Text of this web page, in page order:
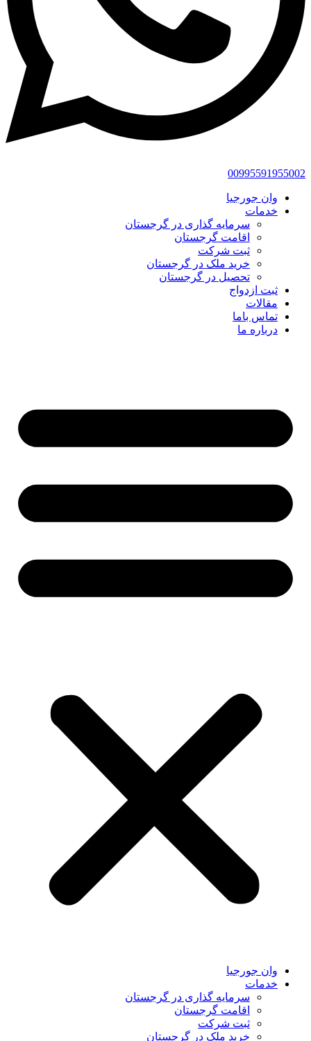
00995591955002
وان جورجیا
خدمات
سرمایه گذاری در گرجستان
اقامت گرجستان
ثبت شرکت
خرید ملک در گرجستان
تحصیل در گرجستان
ثبت ازدواج
مقالات
تماس باما
درباره ما
وان جورجیا
خدمات
سرمایه گذاری در گرجستان
اقامت گرجستان
ثبت شرکت
خرید ملک در گرجستان